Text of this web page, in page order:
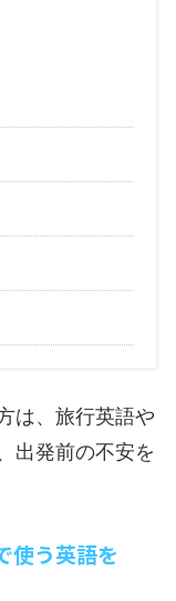
は、旅行英語や
出発前の不安を
使う英語を